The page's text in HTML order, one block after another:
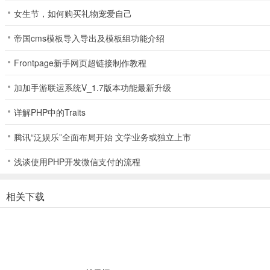
软件功能
内容全面且及时：聚合超过5000个内容站点，24小时刷不停。
推荐精准：定制你的专属新闻资讯，头条更懂你。
评论精彩：网友互动，评论比新闻更劲爆。
分享便捷：全社交平台一键分享，你的看法，与更多好友分享。
云端储存：云端自动备份你的收藏和评论，数据永不丢失，在手机和电
更新日志
修复了已知问题，提升了app的稳定性
女生节，如何购买礼物宠爱自己
帝国cms模板导入导出及模板组功能介绍
Frontpage新手网页超链接制作教程
加加手游联运系统V_1.7版本功能最新升级
详解PHP中的Traits
腾讯“泛娱乐”全面布局开始 文学业务或独立上市
浅谈使用PHP开发微信支付的流程
相关下载